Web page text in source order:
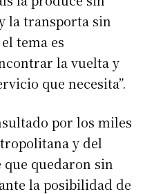
la transporta sin
tema es
la vuelta y
que necesita”.
por los miles
y del
quedaron sin
la posibilidad de